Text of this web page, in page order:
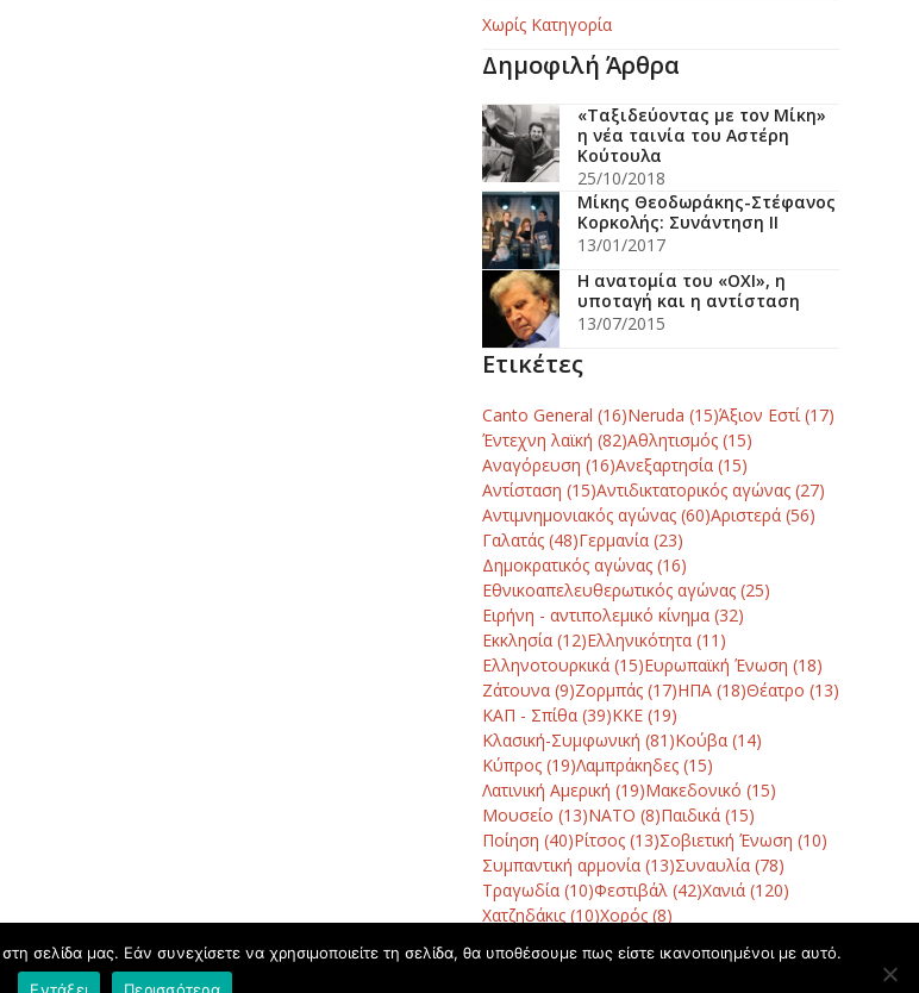
Χωρίς Κατηγορία
Δημοφιλή Άρθρα
«Ταξιδεύοντας με τον Μίκη»
η νέα ταινία του Αστέρη
Κούτουλα
25/10/2018
Μίκης Θεοδωράκης-Στέφανος
Κορκολής: Συνάντηση ΙΙ
13/01/2017
Η ανατομία του «ΟΧΙ», η
υποταγή και η αντίσταση
13/07/2015
Ετικέτες
Canto General (16)Neruda (15)Άξιον Εστί(17)
Έντεχνη λαϊκή (82)Αθλητισμός(15)
Αναγόρευση (16)Ανεξαρτησία(15)
Αντίσταση (15)Αντιδικτατορικός αγώνας(27)
Αντιμνημονιακός αγώνας(60)Αριστερά(56)
Γαλατάς(48)Γερμανία(23)
Δημοκρατικός αγώνας(16)
Εθνικοαπελευθερωτικός αγώνας(25)
Ειρήνη - αντιπολεμικό κίνημα(32)
Εκκλησία(12)Ελληνικότητα(11)
Ελληνοτουρκικά(15)Ευρωπαϊκή Ένωση (18)
Ζάτουνα(9)Ζορμπάς(17)ΗΠΑ(18)Θέατρο (13)
ΚΑΠ - Σπίθα(39)ΚΚΕ(19)
Κλασική-Συμφωνική (81)Κούβα(14)
Κύπρος(19)Λαμπράκηδες(15)
Λατινική Αμερική (19)Μακεδονικό (15)
Μουσείο (13)ΝΑΤΟ (8)Παιδικά(15)
Ποίηση (40)Ρίτσος(13)Σοβιετική Ένωση (10)
Συμπαντική αρμονία(13)Συναυλία(78)
Τραγωδία(10)Φεστιβάλ(42)Χανιά(120)
Χατζηδάκις(10)Χορός(8)
σελίδα μας. Εάν συνεχίσετε να χρησιμοποιείτε τη σελίδα, θα υποθέσουμε πως είστε ικανοποιημένοι με αυτό.
Εντάξει
Περισσότερα